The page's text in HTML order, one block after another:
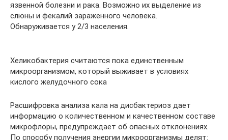
язвенной болезни и рака. Возможно их выделение из
слюны и фекалий зараженного человека.
Обнаруживается у 2/3 населения.
Хеликобактерия считаются пока единственным
микроорганизмом, который выживает в условиях
кислого желудочного сока
Расшифровка анализа кала на дисбактериоз дает
информацию о количественном и качественном составе
микрофлоры, предупреждает об опасных отклонениях.
По способу получения энергии микроорганизмы делят: